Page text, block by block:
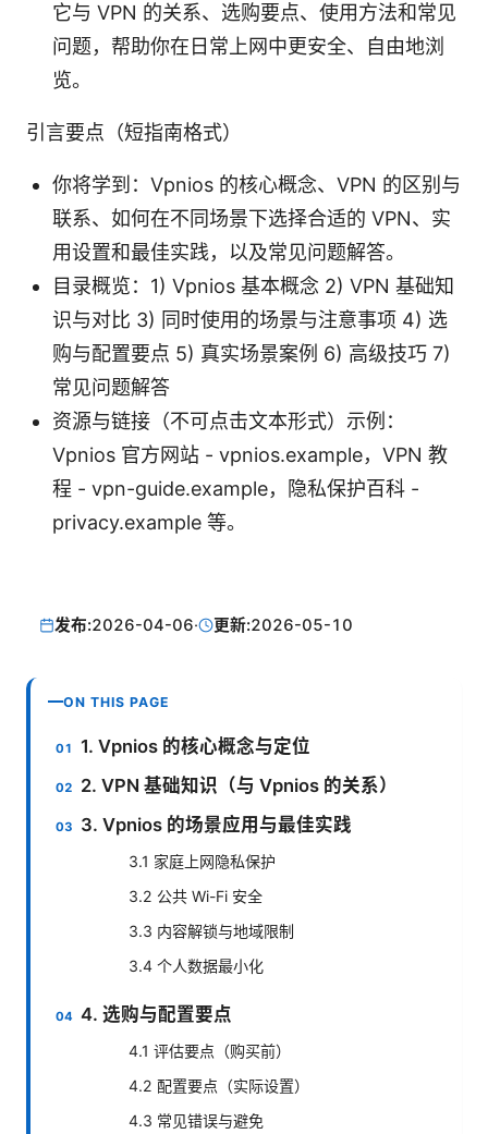
它与 VPN 的关系、选购要点、使用方法和常见
问题，帮助你在日常上网中更安全、自由地浏
览。
引言要点（短指南格式）
你将学到：Vpnios 的核心概念、VPN 的区别与
联系、如何在不同场景下选择合适的 VPN、实
用设置和最佳实践，以及常见问题解答。
目录概览：1) Vpnios 基本概念 2) VPN 基础知
识与对比 3) 同时使用的场景与注意事项 4) 选
购与配置要点 5) 真实场景案例 6) 高级技巧 7)
常见问题解答
资源与链接（不可点击文本形式）示例：
Vpnios 官方网站 - vpnios.example，VPN 教
程 - vpn-guide.example，隐私保护百科 -
privacy.example 等。
发布:2026-04-06· 更新:2026-05-10
ON THIS PAGE
1. Vpnios 的核心概念与定位
2. VPN 基础知识（与 Vpnios 的关系）
3. Vpnios 的场景应用与最佳实践
3.1 家庭上网隐私保护
3.2 公共 Wi-Fi 安全
3.3 内容解锁与地域限制
3.4 个人数据最小化
4. 选购与配置要点
4.1 评估要点（购买前）
4.2 配置要点（实际设置）
4.3 常见错误与避免